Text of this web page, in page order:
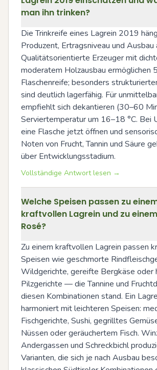
man ihn trinken?
Die Trinkreife eines Lagrein 2019
Produzent, Ertragsniveau und Ausbau
Qualitätsorientierte Erzeuger mit
moderatem Holzausbau ermöglichen
Flaschenreife; besonders
sind deutlich lagerfähig. Für
empfiehlt sich dekantieren (30–60
Serviertemperatur um 16–18 °C. Bei
eine Flasche jetzt öffnen und
Noten von Frucht, Tannin und Säure
über Entwicklungsstadium.
Vollständige Antwort lesen →
Welche Speisen passen zu
kraftvollen Lagrein und zu
Rosé?
Zu einem kraftvollen Lagrein passen
Speisen wie geschmorte
Wildgerichte, gereifte Bergkäse oder
Pilzgerichte — die Tannine und
diesen Kombinationen stand. Ein
harmoniert mit leichteren Speisen:
Fischgerichte, Sushi, gegrilltes
Nüssen oder geräuchertem Fisch.
Andergassen und Schreckbichl
Varianten, die sich je nach Ausbau